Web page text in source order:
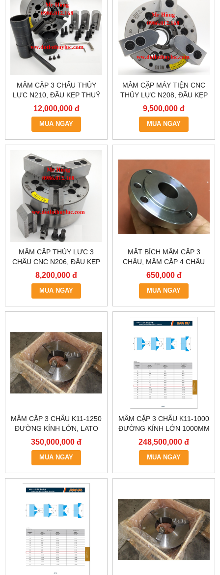
MÂM CẶP 3 CHẤU THỦY
LỰC N210, ĐẦU KẸP THUỶ
LỰC MÁY TIỆN, LATO THUỶ
LỰC, MÂM CẶP 3 CHẤU
THỦY LỰC
12,000,000 đ
MUA NGAY
MÂM CẶP MÁY TIỆN CNC
THỦY LỰC N208, ĐẦU KẸP
THUỶ LỰC MÁY TIỆN, LATO
THUỶ LỰC, MÂM CẶP 3
CHẤU THỦY LỰC
9,500,000 đ
MUA NGAY
MÂM CẶP THỦY LỰC 3
CHẤU CNC N206, ĐẦU KẸP
THUỶ LỰC MÁY TIỆN, LATO
THUỶ LỰC, MÂM CẶP 3
CHẤU THỦY LỰC, MÂM
THUỶ LỰC.
8,200,000 đ
MUA NGAY
MẶT BÍCH MÂM CẶP 3
CHẤU, MÂM CẶP 4 CHẤU
80MM K11-80, K12-80
650,000 đ
MUA NGAY
MÂM CẶP 3 CHẤU K11-1250
ĐƯỜNG KÍNH LỚN, LATO
MÁY TIỆN 12 TẤC RƯỠI
350,000,000 đ
MUA NGAY
MÂM CẶP 3 CHẤU K11-1000
ĐƯỜNG KÍNH LỚN 1000MM
248,500,000 đ
MUA NGAY